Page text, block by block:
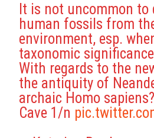
It is not uncommon to
human fossils from
environment, esp.
taxonomic
With regards to the
the antiquity of
archaic Homo
Cave 1/n